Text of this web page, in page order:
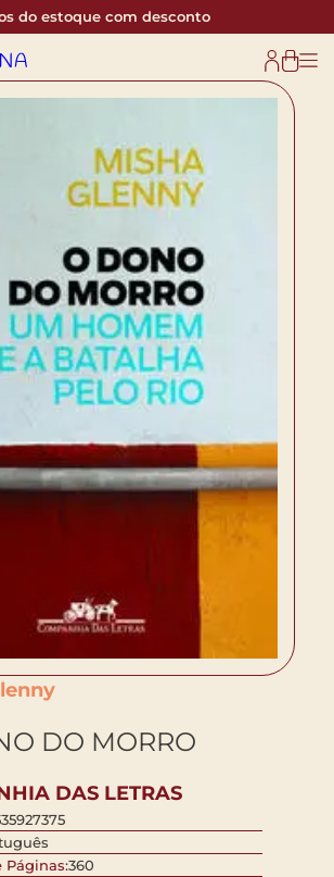
do estoque com desconto
DO MORRO
DAS LETRAS
Páginas:360